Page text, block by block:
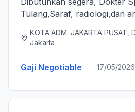
Tulang,Saraf, radiologi,dan
ramah dan berjiwa sosial.
KOTA ADM. JAKARTA PUSAT,
Jakarta
Gaji Negotiable 17/05/2026